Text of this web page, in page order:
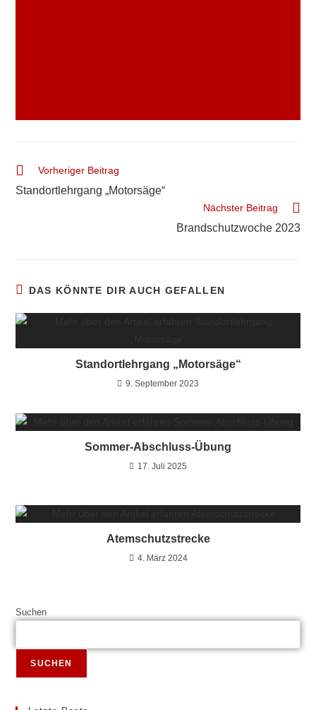
Vorheriger Beitrag
Standortlehrgang „Motorsäge“
Nächster Beitrag
Brandschutzwoche 2023
DAS KÖNNTE DIR AUCH GEFALLEN
Standortlehrgang „Motorsäge“
9. September 2023
Sommer-Abschluss-Übung
17. Juli 2025
Atemschutzstrecke
4. März 2024
Suchen
SUCHEN